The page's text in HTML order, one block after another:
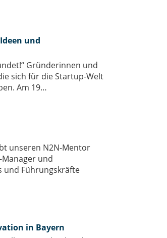
und
Gründerinnen und
sich für die Startup-Welt
Am 19…
unseren N2N-Mentor
und
und Führungskräfte
in Bayern